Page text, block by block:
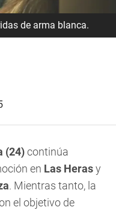
de arma blanca.
(24)continúa
en Las Herasy
. Mientras tanto, la
el objetivo de